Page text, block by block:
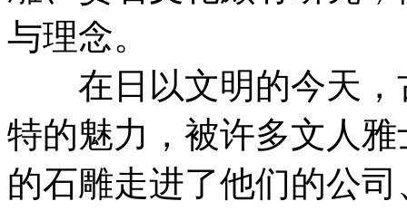
与理念。
在日以文明的今天，
特的魅力，被许多文人
的石雕走进了他们的公